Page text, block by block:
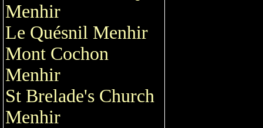
Menhir
Le Quésnil Menhir
Mont Cochon
Menhir
St Brelade's Church
Menhir